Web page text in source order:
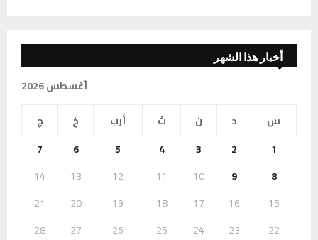
أخبار هذا الشهر
أغسطس 2026
س
د ن ث أرب خ
ج
1
2
3
4
5
6
7
8
9
10
11
12
13
14
15
16
17
18
19
20
21
22
23
24
25
26
27
28